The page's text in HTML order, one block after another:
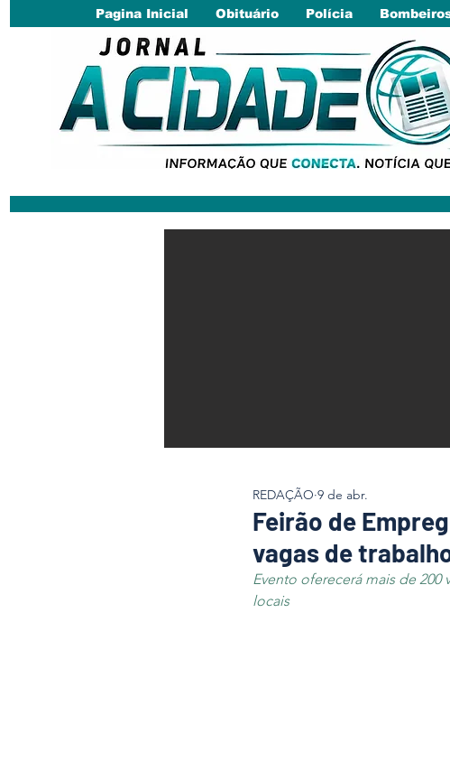
Pagina Inicial Obituário Polícia
Feirão de
vagas de
REDAÇÃO 9 de abr.
Evento oferecerá mais de 200
locais